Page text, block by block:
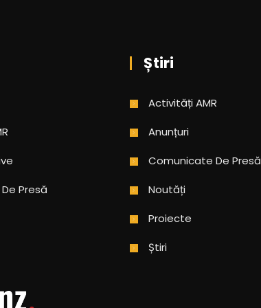
Presă
Știri
Activități AMR
Anunțuri
Comunicate De Presă
Noutăți
Proiecte
Știri